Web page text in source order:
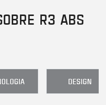
R3 ABS
DESIGN